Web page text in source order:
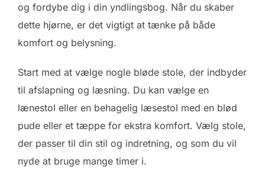
og fordybe dig i din yndlingsbog. Når du skaber
dette hjørne, er det vigtigt at tænke på både
komfort og belysning.
Start med at vælge nogle bløde stole, der indbyder
til afslapning og læsning. Du kan vælge en
lænestol eller en behagelig læsestol med en blød
pude eller et tæppe for ekstra komfort. Vælg stole,
der passer til din stil og indretning, og som du vil
nyde at bruge mange timer i.